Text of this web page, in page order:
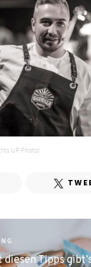
UP Photo)
Tipps